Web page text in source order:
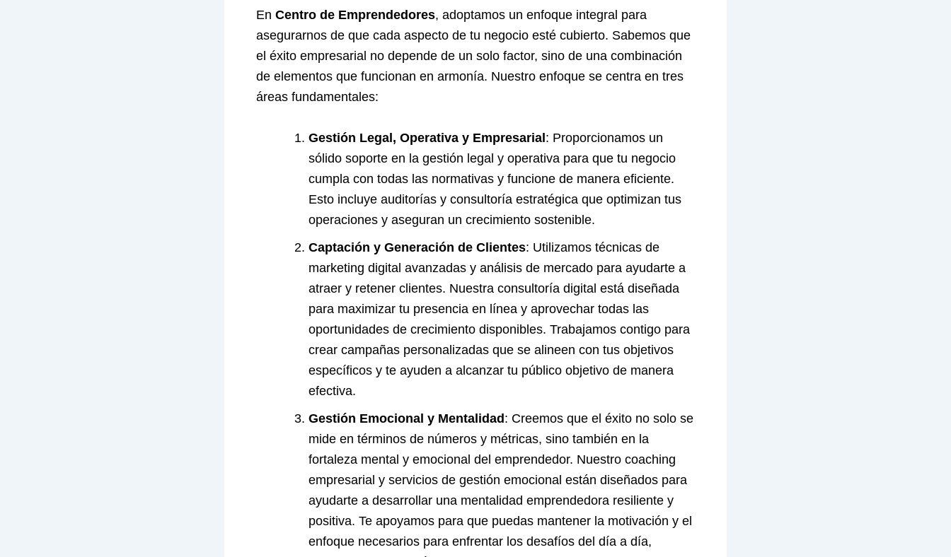
En Centro de Emprendedores, adoptamos un enfoque integral para
asegurarnos de que cada aspecto de tu negocio esté cubierto. Sabemos que
el éxito empresarial no depende de un solo factor, sino de una combinación
de elementos que funcionan en armonía. Nuestro enfoque se centra en tres
áreas fundamentales:
Gestión Legal, Operativa y Empresarial: Proporcionamos un
sólido soporte en la gestión legal y operativa para que tu negocio
cumpla con todas las normativas y funcione de manera eficiente.
Esto incluye auditorías y consultoría estratégica que optimizan tus
operaciones y aseguran un crecimiento sostenible.
Captación y Generación de Clientes: Utilizamos técnicas de
marketing digital avanzadas y análisis de mercado para ayudarte a
atraer y retener clientes. Nuestra consultoría digital está diseñada
para maximizar tu presencia en línea y aprovechar todas las
oportunidades de crecimiento disponibles. Trabajamos contigo para
crear campañas personalizadas que se alineen con tus objetivos
específicos y te ayuden a alcanzar tu público objetivo de manera
efectiva.
Gestión Emocional y Mentalidad: Creemos que el éxito no solo se
mide en términos de números y métricas, sino también en la
fortaleza mental y emocional del emprendedor. Nuestro coaching
empresarial y servicios de gestión emocional están diseñados para
ayudarte a desarrollar una mentalidad emprendedora resiliente y
positiva. Te apoyamos para que puedas mantener la motivación y el
enfoque necesarios para enfrentar los desafíos del día a día,